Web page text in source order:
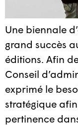
Une biennale
grand succès
éditions. Afin
Conseil
exprimé le
stratégique afin
pertinence